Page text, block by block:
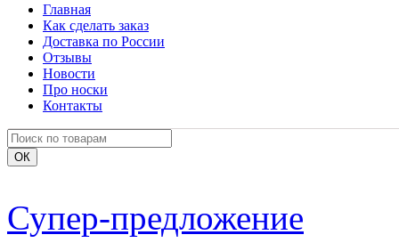
Главная
Как сделать заказ
Доставка по России
Отзывы
Новости
Про носки
Контакты
Супер-предложение